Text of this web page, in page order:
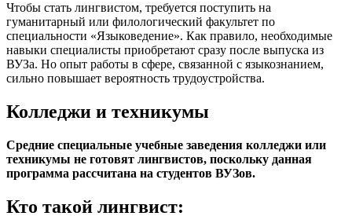
Чтобы стать лингвистом, требуется поступить на
гуманитарный или филологический факультет по
специальности «Языковедение». Как правило, необходимые
навыки специалисты приобретают сразу после выпуска из
ВУЗа. Но опыт работы в сфере, связанной с языкознанием,
сильно повышает вероятность трудоустройства.
Колледжи и техникумы
Средние специальные учебные заведения колледжи или
техникумы не готовят лингвистов, поскольку данная
программа рассчитана на студентов ВУЗов.
Кто такой лингвист: